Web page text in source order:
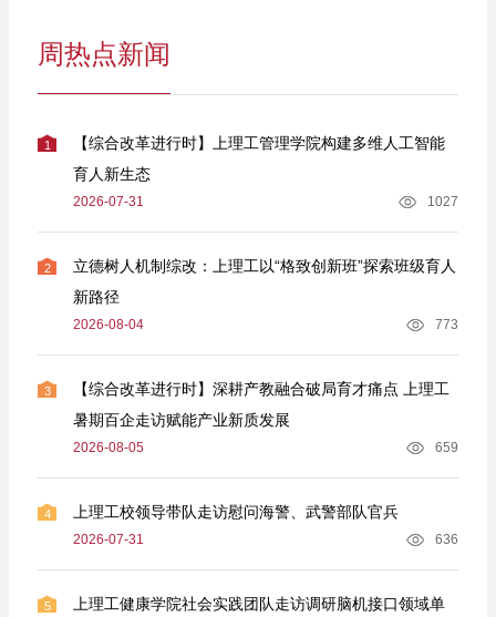
周热点新闻
1
【综合改革进行时】上理工管理学院构建多维人工智能
育人新生态
2026-07-31 1027
2
立德树人机制综改：上理工以“格致创新班”探索班级育人
新路径
2026-08-04 773
3
【综合改革进行时】深耕产教融合破局育才痛点 上理工
暑期百企走访赋能产业新质发展
2026-08-05 659
4 上理工校领导带队走访慰问海警、武警部队官兵
2026-07-31 636
5
上理工健康学院社会实践团队走访调研脑机接口领域单